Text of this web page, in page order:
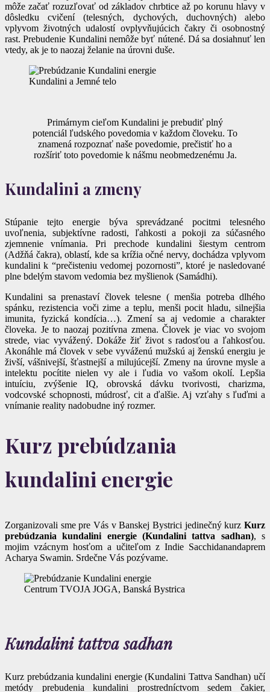
môže začať rozuzľovať od základov chrbtice až po korunu hlavy v
dôsledku cvičení (telesných, dychových, duchovných) alebo
vplyvom životných udalostí ovplyvňujúcich čakry či osobnostný
rast. Prebudenie Kundalini nemôže byť nútené. Dá sa dosiahnuť len
vtedy, ak je to naozaj želanie na úrovni duše.
Kundalini a Jemné telo
Primárnym cieľom Kundalini je prebudiť plný
potenciál ľudského povedomia v každom človeku. To
znamená rozpoznať naše povedomie, prečistiť ho a
rozšíriť toto povedomie k nášmu neobmedzenému Ja.
Kundalini a zmeny
Stúpanie tejto energie býva sprevádzané pocitmi telesného
uvoľnenia, subjektívne radosti, ľahkosti a pokoji za súčasného
zjemnenie vnímania. Pri prechode kundalini šiestym centrom
(Adžňá čakra), oblastí, kde sa krížia očné nervy, dochádza vplyvom
kundalini k “prečisteniu vedomej pozornosti”, ktoré je nasledované
plne bdelým stavom vedomia bez myšlienok (Samádhi).
Kundalini sa prenastaví človek telesne ( menšia potreba dlhého
spánku, rezistencia voči zime a teplu, menši pocit hladu, silnejšia
imunita, fyzická kondícia…). Zmení sa aj vedomie a charakter
človeka. Je to naozaj pozitívna zmena. Človek je viac vo svojom
strede, viac vyvážený. Dokáže žiť život s radosťou a ľahkosťou.
Akonáhle má človek v sebe vyváženú mužskú aj ženskú energiu je
živší, vášnivejší, šťastnejší a milujúcejší. Zmeny na úrovne mysle a
intelektu pocítite nielen vy ale i ľudia vo vašom okolí. Lepšia
intuíciu, zvýšenie IQ, obrovská dávku tvorivosti, charizma,
vodcovské schopnosti, múdrosť, cit a ďalšie. Aj vzťahy s ľuďmi a
vnímanie reality nadobudne iný rozmer.
Kurz prebúdzania
kundalini energie
Zorganizovali sme pre Vás v Banskej Bystrici jedinečný kurz Kurz
prebúdzania kundalini energie (Kundalini tattva sadhan), s
mojim vzácnym hosťom a učiteľom z Indie Sacchidanandaprem
Acharya Swamin. Srdečne Vás pozývame.
Centrum TVOJA JOGA, Banská Bystrica
Kundalini tattva sadhan
Kurz prebúdzania kundalini energie (Kundalini Tattva Sandhan) učí
metódy prebudenia kundalini prostredníctvom sedem čakier,